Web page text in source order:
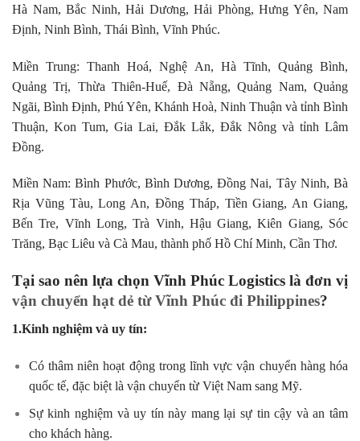
Hà Nam, Bắc Ninh, Hải Dương, Hải Phòng, Hưng Yên, Nam
Định, Ninh Bình, Thái Bình, Vĩnh Phúc.
Miền Trung: Thanh Hoá, Nghệ An, Hà Tĩnh, Quảng Bình,
Quảng Trị, Thừa Thiên-Huế, Đà Nẵng, Quảng Nam, Quảng
Ngãi, Bình Định, Phú Yên, Khánh Hoà, Ninh Thuận và tỉnh Bình
Thuận, Kon Tum, Gia Lai, Đắk Lắk, Đắk Nông và tỉnh Lâm
Đồng.
Miền Nam: Bình Phước, Bình Dương, Đồng Nai, Tây Ninh, Bà
Rịa Vũng Tàu, Long An, Đồng Tháp, Tiền Giang, An Giang,
Bến Tre, Vĩnh Long, Trà Vinh, Hậu Giang, Kiên Giang, Sóc
Trăng, Bạc Liêu và Cà Mau, thành phố Hồ Chí Minh, Cần Thơ.
Tại sao nên lựa chọn Vĩnh Phúc Logistics là đơn vị
vận chuyển hạt dẻ từ Vĩnh Phúc đi Philippines?
1.Kinh nghiệm và uy tín:
Có thâm niên hoạt động trong lĩnh vực vận chuyển hàng hóa
quốc tế, đặc biệt là vận chuyển từ Việt Nam sang Mỹ.
Sự kinh nghiệm và uy tín này mang lại sự tin cậy và an tâm
cho khách hàng.